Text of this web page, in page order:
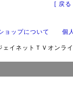
[ 戻る
ョップについて 個
ェイネットＴＶオンラ